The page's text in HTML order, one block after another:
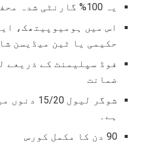
یہ 100% گارنٹی شدہ محفوظ اور موثر ہے۔
اس میں ہومیوپیتھک،
حکیمی یا ٹین میڈیسن
فوڈ سپلیمنٹ کے ذریعے
ضمانت
شوگر لیول
ہے۔
90 دن کا مکمل کورس